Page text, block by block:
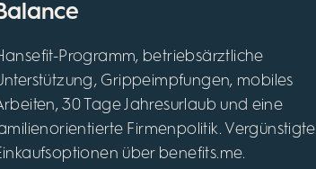
Programm, betriebsärztliche
Grippeimpfungen, mobiles
30 Tage Jahresurlaub und eine
Firmenpolitik. Vergünstigte
über benefits.me.